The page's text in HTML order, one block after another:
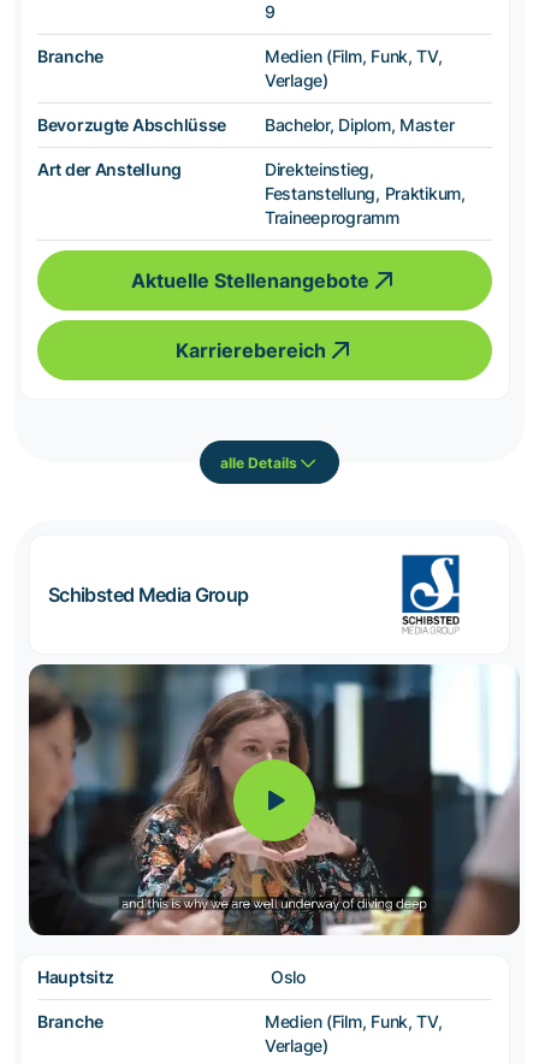
9
Branche
Medien (Film, Funk, TV,
Verlage)
Bevorzugte Abschlüsse Bachelor, Diplom, Master
Art der Anstellung
Direkteinstieg,
Festanstellung, Praktikum,
Traineeprogramm
Aktuelle Stellenangebote
Karrierebereich
alle Details
Schibsted Media Group
Hauptsitz Oslo
Branche
Medien (Film, Funk, TV,
Verlage)